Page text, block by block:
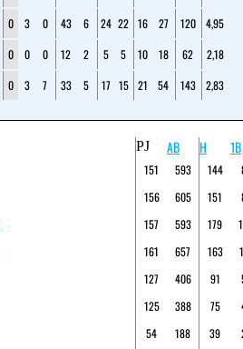
0 3 0 43 6 24 22 16 27 120
4,95
0 0 0 12 2 5 5 10 18 62
2,18
0 3 7 33 5 17 15 21 54 143 2,83
PJ AB H 1B
151 593 144
156 605 151
157 593 179
161 657 163
127 406 91
125 388 75
54 188 39